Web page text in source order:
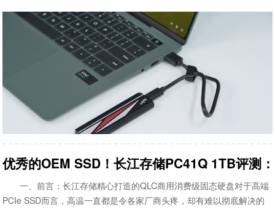
优秀的OEM SSD！长江存储PC41Q 1TB评测
一、前言：长江存储精心打造的QLC商用消费级固态硬盘对于高端
PCIe SSD而言，高温一直都是令各家厂商头疼，却有难以彻底解决的